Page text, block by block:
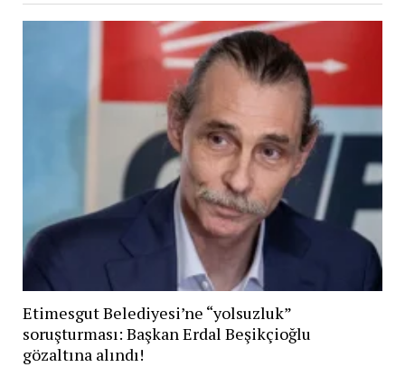
Etimesgut Belediyesi’ne “yolsuzluk”
soruşturması: Başkan Erdal Beşikçioğlu
gözaltına alındı!